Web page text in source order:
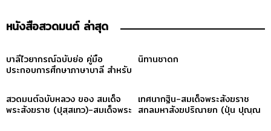
หนังสือสวดมนต์ ล่าสุด
บาลีไวยากรณ์ฉบับย่อ คู่มือ
ประกอบการศึกษาภาษาบาลี สำหรับ
นิทานชาดก
สวดมนต์ฉบับหลวง ของ สมเด็จ
พระสังฆราช (ปุสฺสเทว)-สมเด็จพระ
เทศนากฐิน-สมเด็จพระสังฆราช
สกลมหาสังฆปริณายก (ปุ่น ปุณฺณ